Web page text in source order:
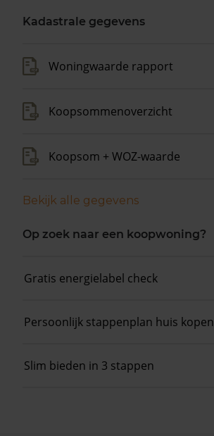
Kadastrale gegevens
Woningwaarde rapport
Koopsommenoverzicht
Koopsom + WOZ-waarde
Bekijk alle gegevens
Op zoek naar een koopwoning?
Gratis energielabel check
Persoonlijk stappenplan huis kopen
Slim bieden in 3 stappen